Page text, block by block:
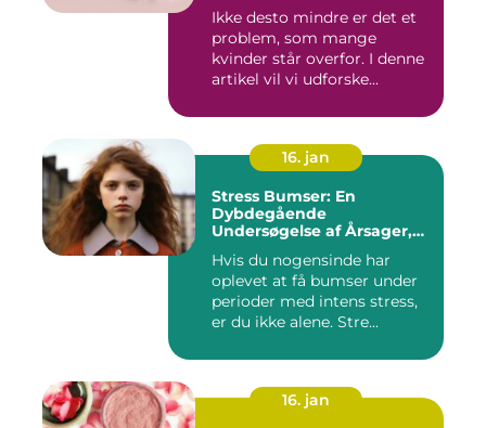
Ikke desto mindre er det et
problem, som mange
kvinder står overfor. I denne
artikel vil vi udforske...
16. jan
Stress Bumser: En
Dybdegående
Undersøgelse af Årsager,
Hvis du nogensinde har
oplevet at få bumser under
perioder med intens stress,
er du ikke alene. Stre...
16. jan